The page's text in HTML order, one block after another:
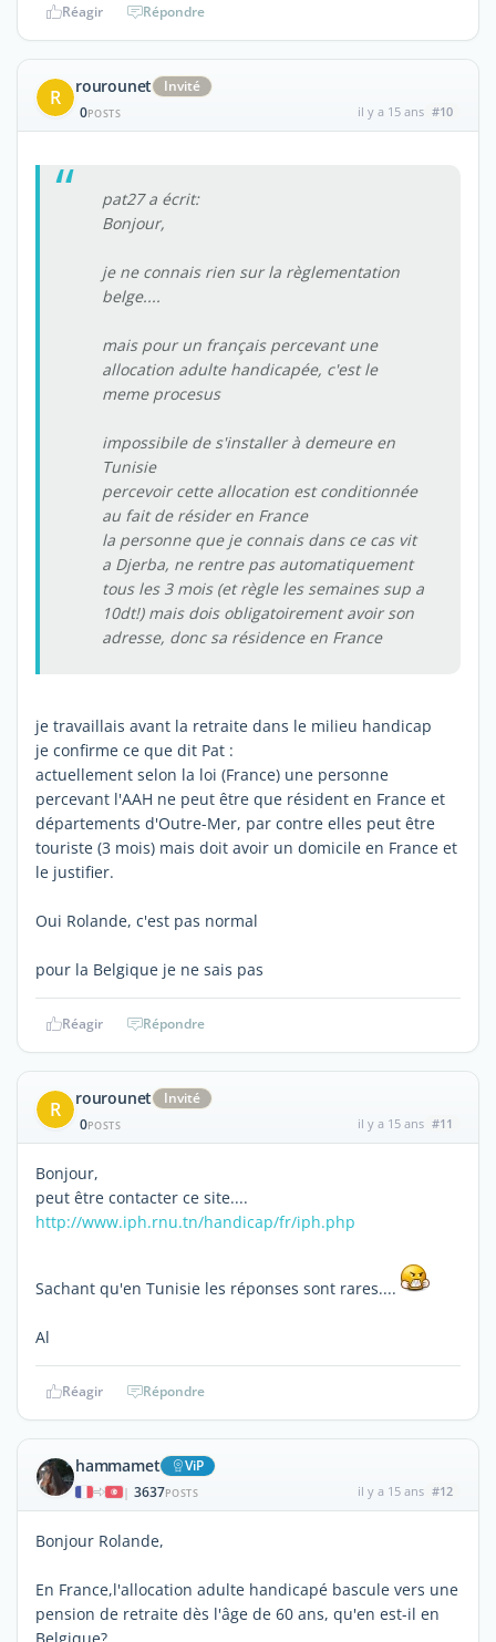
Réagir Répondre
R rourounet
Invité
0POSTS il y a 15 ans #10
pat27 a écrit:
Bonjour,
je ne connais rien sur la règlementation
belge....
mais pour un français percevant une
allocation adulte handicapée, c'est le
meme procesus
impossibile de s'installer à demeure en
Tunisie
percevoir cette allocation est conditionnée
au fait de résider en France
la personne que je connais dans ce cas vit
a Djerba, ne rentre pas automatiquement
tous les 3 mois (et règle les semaines sup a
10dt!) mais dois obligatoirement avoir son
adresse, donc sa résidence en France
je travaillais avant la retraite dans le milieu handicap
je confirme ce que dit Pat :
actuellement selon la loi (France) une personne
percevant l'AAH ne peut être que résident en France et
départements d'Outre-Mer, par contre elles peut être
touriste (3 mois) mais doit avoir un domicile en France et
le justifier.
Oui Rolande, c'est pas normal
pour la Belgique je ne sais pas
Réagir Répondre
R rourounet
Invité
0POSTS il y a 15 ans #11
Bonjour,
peut être contacter ce site....
http://www.iph.rnu.tn/handicap/fr/iph.php
Sachant qu'en Tunisie les réponses sont rares....
Al
Réagir Répondre
hammamet ViP
| 3637POSTS il y a 15 ans #12
Bonjour Rolande,
En France,l'allocation adulte handicapé bascule vers une
pension de retraite dès l'âge de 60 ans, qu'en est-il en